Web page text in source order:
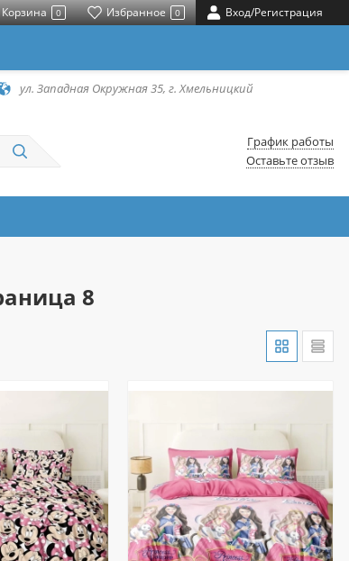
Корзина 0 Избранное 0 Вход/Регистрация
ул. Западная Окружная 35, г. Хмельницкий
График работы
Оставьте отзыв
8